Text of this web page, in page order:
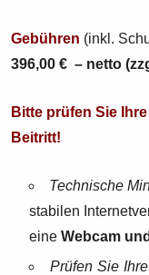
Gebühren (inkl.
396,00 € – netto
Bitte prüfen Sie
Beitritt!
Technische
stabilen
eineWebcam
Prüfen Sie